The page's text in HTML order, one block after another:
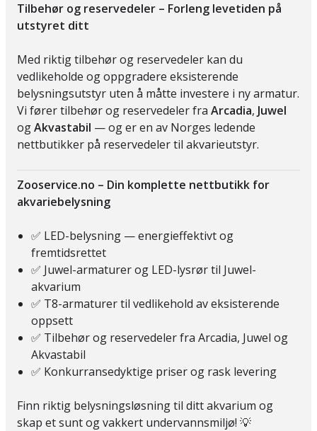
Tilbehør og reservedeler – Forleng levetiden på
utstyret ditt
Med riktig tilbehør og reservedeler kan du
vedlikeholde og oppgradere eksisterende
belysningsutstyr uten å måtte investere i ny armatur.
Vi fører tilbehør og reservedeler fra Arcadia, Juwel
ogAkvastabil — og er en av Norges ledende
nettbutikker på reservedeler til akvarieutstyr.
Zooservice.no – Din komplette nettbutikk for
akvariebelysning
✅ LED-belysning — energieffektivt og
fremtidsrettet
✅ Juwel-armaturer og LED-lysrør til Juwel-
akvarium
✅ T8-armaturer til vedlikehold av eksisterende
oppsett
✅ Tilbehør og reservedeler fra Arcadia, Juwel og
Akvastabil
✅ Konkurransedyktige priser og rask levering
Finn riktig belysningsløsning til ditt akvarium og
skap et sunt og vakkert undervannsmiljø! 💡